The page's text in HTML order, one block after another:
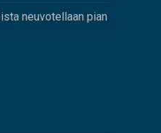
neuvotellaan pian